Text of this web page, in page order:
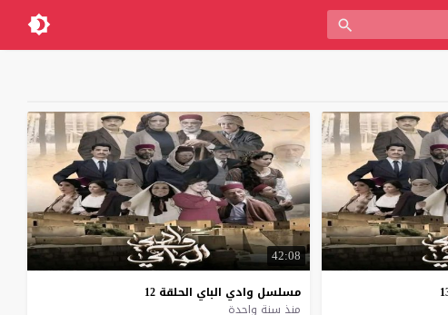
42:08
مسلسل وادي الباي الحلقة 12
منذ سنة واحدة